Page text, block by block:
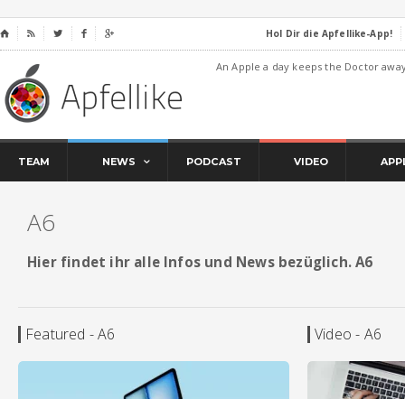
⌂     Hol Dir die Apfellike-App!
An Apple a day keeps the Doctor
TEAM NEWS PODCAST VIDEO
A6
Hier findet ihr alle Infos und News bezüglich. A6
Featured - A6 Video - A6